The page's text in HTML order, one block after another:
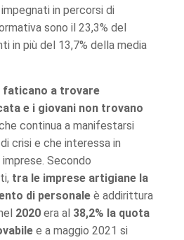
in percorsi di
sono il 23,3% del
in più del 13,7% della media
faticano a trovare
e i giovani non trovano
continua a manifestarsi
crisi e che interessa in
Secondo
tra le imprese artigiane la
di personaleè addirittura
2020era al 38,2% la quota
e a maggio 2021 si